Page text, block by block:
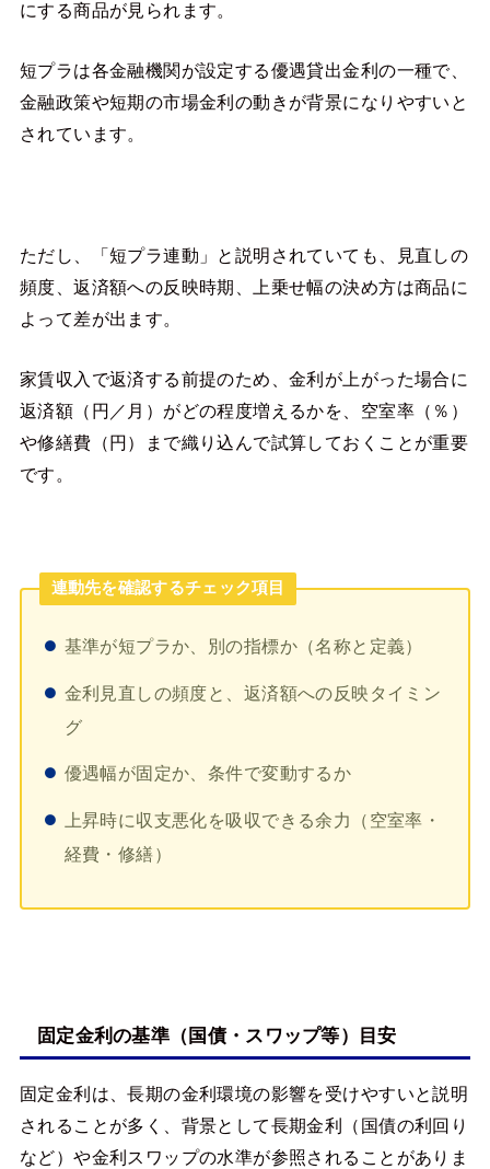
にする商品が見られます。
短プラは各金融機関が設定する優遇貸出金利の一種で、
金融政策や短期の市場金利の動きが背景になりやすいと
されています。
ただし、「短プラ連動」と説明されていても、見直しの
頻度、返済額への反映時期、上乗せ幅の決め方は商品に
よって差が出ます。
家賃収入で返済する前提のため、金利が上がった場合に
返済額（円／月）がどの程度増えるかを、空室率（％）
や修繕費（円）まで織り込んで試算しておくことが重要
です。
連動先を確認するチェック項目
基準が短プラか、別の指標か（名称と定義）
金利見直しの頻度と、返済額への反映タイミン
グ
優遇幅が固定か、条件で変動するか
上昇時に収支悪化を吸収できる余力（空室率・
経費・修繕）
固定金利の基準（国債・スワップ等）目安
固定金利は、長期の金利環境の影響を受けやすいと説明
されることが多く、背景として長期金利（国債の利回り
など）や金利スワップの水準が参照されることがありま